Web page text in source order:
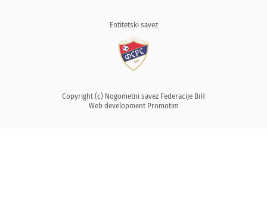
Entitetski savez
Copyright (c) Nogometni savez Federacije BiH
Web development Promotim